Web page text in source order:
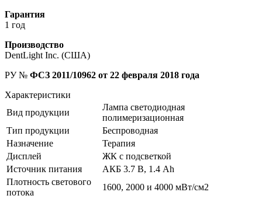
Гарантия
1 год
Производство
DentLight Inc. (США)
РУ № ФСЗ 2011/10962 от 22 февраля 2018 года
Характеристики
Вид продукции
Лампа светодиодная
полимеризационная
Тип продукции
Беспроводная
Назначение
Терапия
Дисплей
ЖК с подсветкой
Источник питания
АКБ 3.7 В, 1.4 Ah
Плотность светового
потока
1600, 2000 и 4000 мВт/см2